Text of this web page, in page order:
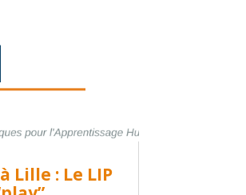
Lille : Le LIP